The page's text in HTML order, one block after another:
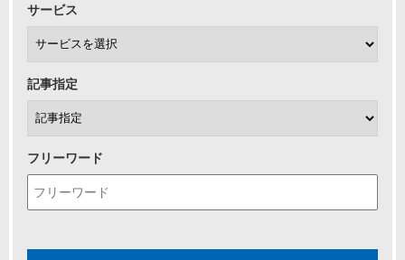
サービス
記事指定
フリーワード